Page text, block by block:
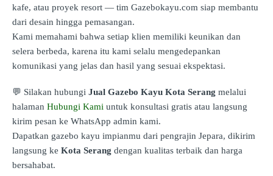
kafe, atau proyek resort — tim Gazebokayu.com siap membantu
dari desain hingga pemasangan.
Kami memahami bahwa setiap klien memiliki keunikan dan
selera berbeda, karena itu kami selalu mengedepankan
komunikasi yang jelas dan hasil yang sesuai ekspektasi.
💬 Silakan hubungi Jual Gazebo Kayu Kota Serang melalui
halaman Hubungi Kami untuk konsultasi gratis atau langsung
kirim pesan ke WhatsApp admin kami.
Dapatkan gazebo kayu impianmu dari pengrajin Jepara, dikirim
langsung ke Kota Serang dengan kualitas terbaik dan harga
bersahabat.